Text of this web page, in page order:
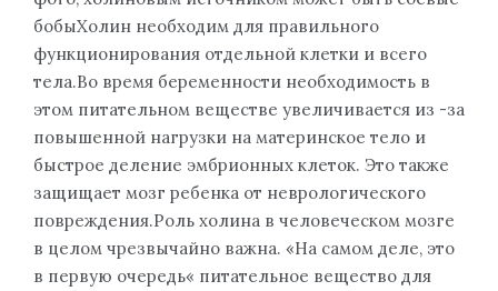
бобыХолин необходим для правильного
функционирования отдельной клетки и всего
тела.Во время беременности необходимость в
этом питательном веществе увеличивается из -за
повышенной нагрузки на материнское тело и
быстрое деление эмбрионных клеток. Это также
защищает мозг ребенка от неврологического
повреждения.Роль холина в человеческом мозге
в целом чрезвычайно важна. «На самом деле, это
в первую очередь« питательное вещество для